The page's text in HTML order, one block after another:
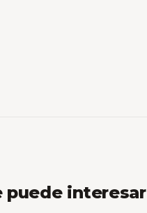
puede interesar